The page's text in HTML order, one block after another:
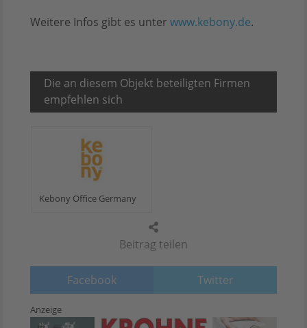
Beitrag teilen
Facebook Twitter
Weitere Infos gibt es unter www.kebony.de.
Die an diesem Objekt beteiligten Firmen
empfehlen sich
Kebony Office Germany
Anzeige